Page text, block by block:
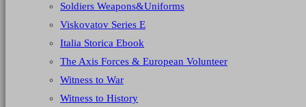
Soldiers Weapons&Uniforms
Viskovatov Series E
Italia Storica Ebook
The Axis Forces & European Volunteer
Witness to War
Witness to History